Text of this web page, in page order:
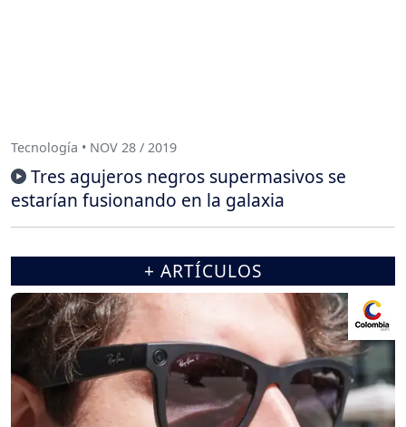
Tecnología • NOV 28 / 2019
Tres agujeros negros supermasivos se
estarían fusionando en la galaxia
+ ARTÍCULOS